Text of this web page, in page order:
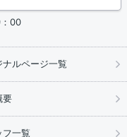
00
ナルページ一覧
要
フ一覧